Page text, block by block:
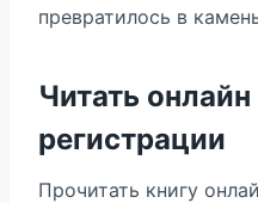
превратилось в
Читать онлайн
регистрации
Прочитать книгу